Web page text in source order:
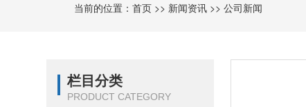
当前的位置：首页 >> 新闻资讯 >>公司新闻
栏目分类
PRODUCT CATEGORY